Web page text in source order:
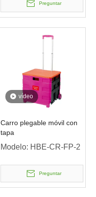
Preguntar
vídeo
Carro plegable móvil con
tapa
Modelo: HBE-CR-FP-2
Preguntar